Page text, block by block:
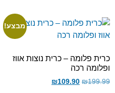
מבצע!
כרית פלומה – כרית נוצות אווז
ופלומה רכה
₪199.99
₪109.90